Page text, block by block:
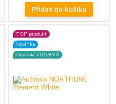
Přidat do košíku
TOP produkt
Novinka
Doprava ZDARMA